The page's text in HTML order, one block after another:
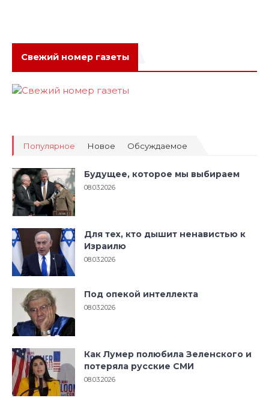
Свежий номер газеты
Популярное Новое Обсуждаемое
Будущее, которое мы выбираем
08.03.2026
Для тех, кто дышит ненавистью к
Израилю
08.03.2026
Под опекой интеллекта
08.03.2026
Как Лумер полюбила Зеленского и
потеряла русские СМИ
08.03.2026